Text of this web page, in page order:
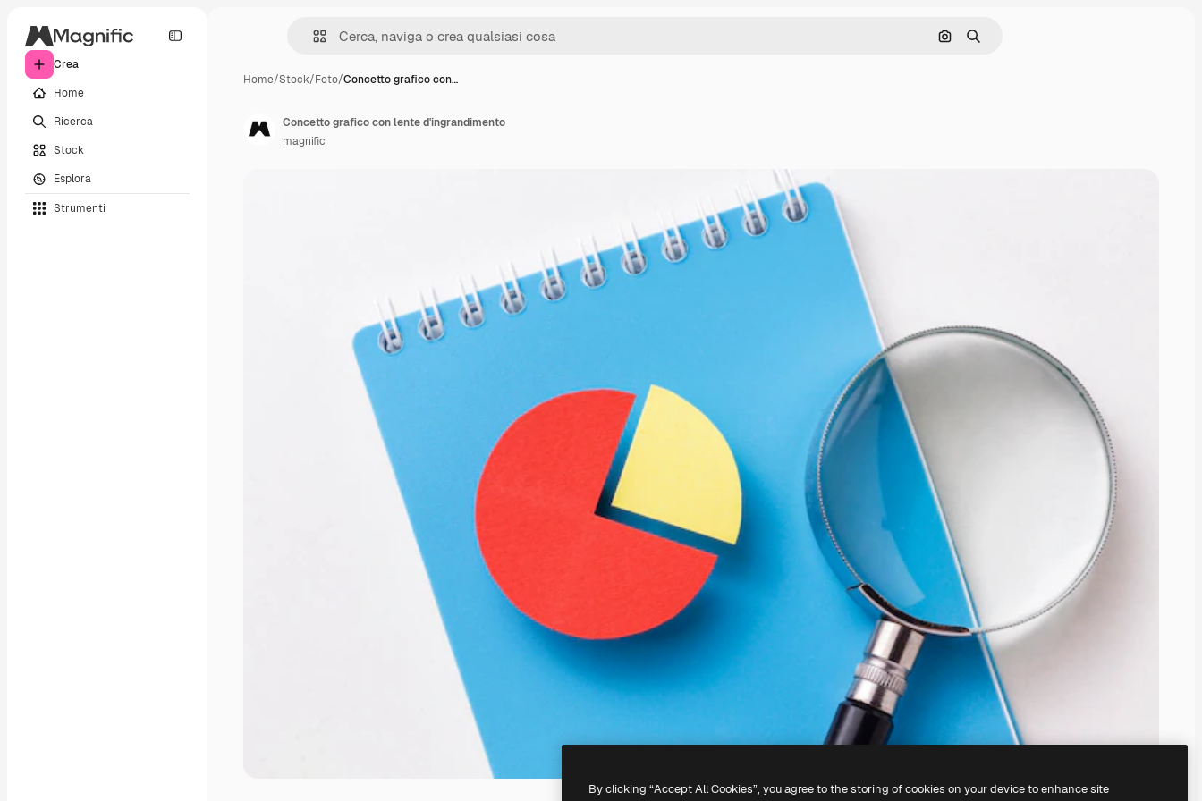
Crea
Home
Ricerca
Stock
Esplora
Strumenti
Cerca per immagine
Ricerca
Home/Stock/Foto/Concetto grafico con…
Concetto grafico con lente d'ingrandimento
magnific
By clicking “Accept All Cookies”, you agree to the storing of cookies on your device to enhance site